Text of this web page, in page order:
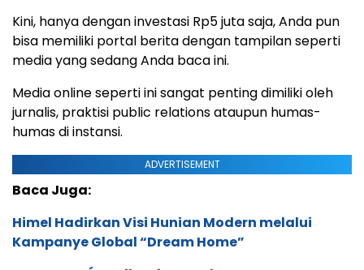
Kini, hanya dengan investasi Rp5 juta saja, Anda pun
bisa memiliki portal berita dengan tampilan seperti
media yang sedang Anda baca ini.
Media online seperti ini sangat penting dimiliki oleh
jurnalis, praktisi public relations ataupun humas-
humas di instansi.
ADVERTISEMENT
Baca Juga:
Himel Hadirkan Visi Hunian Modern melalui
Kampanye Global “Dream Home”